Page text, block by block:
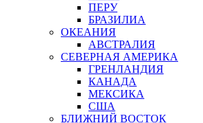
ПЕРУ
БРАЗИЛИА
ОКЕАНИЯ
АВСТРАЛИЯ
СЕВЕРНАЯ АМЕРИКА
ГРЕНЛАНДИЯ
КАНАДА
МЕКСИКА
США
БЛИЖНИЙ ВОСТОК